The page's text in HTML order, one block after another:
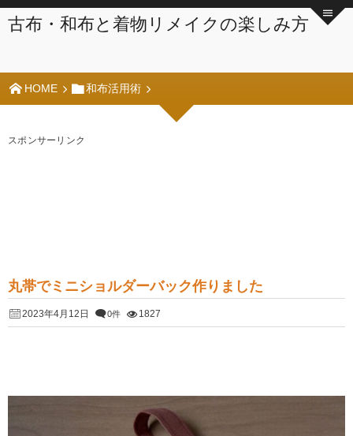
古布・和布と着物リメイクの楽しみ方
HOME 和布活用術
スポンサーリンク
丸帯でミニショルダーバック作りました
2023年4月12日 0件 1827